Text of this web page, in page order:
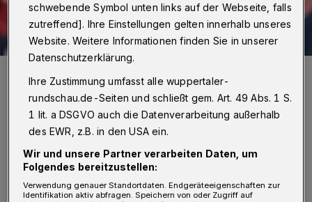
Foto: Dirk Freund
D ass beim WSV, der vor der Saison als
Liga-Mitfavorit galt, noch längst nicht
schwebende Symbol unten links auf der Webseite, falls
zutreffend]. Ihre Einstellungen gelten innerhalb unseres
Website. Weitere Informationen finden Sie in unserer
Datenschutzerklärung.
Ihre Zustimmung umfasst alle wuppertaler-
rundschau.de-Seiten und schließt gem. Art. 49 Abs. 1 S.
1 lit. a DSGVO auch die Datenverarbeitung außerhalb
des EWR, z.B. in den USA ein.
Wir und unsere Partner verarbeiten Daten, um
Folgendes bereitzustellen:
Verwendung genauer Standortdaten. Endgeräteeigenschaften zur
Identifikation aktiv abfragen. Speichern von oder Zugriff auf